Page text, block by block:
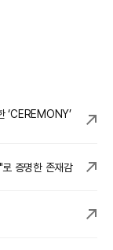
‘CEREMONY’
증명한 존재감